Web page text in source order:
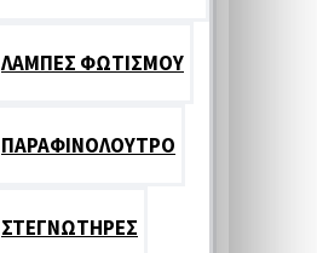
ΛΑΜΠΕΣ ΦΩΤΙΣΜΟΥ
ΠΑΡΑΦΙΝΟΛΟΥΤΡΟ
ΣΤΕΓΝΩΤΗΡΕΣ